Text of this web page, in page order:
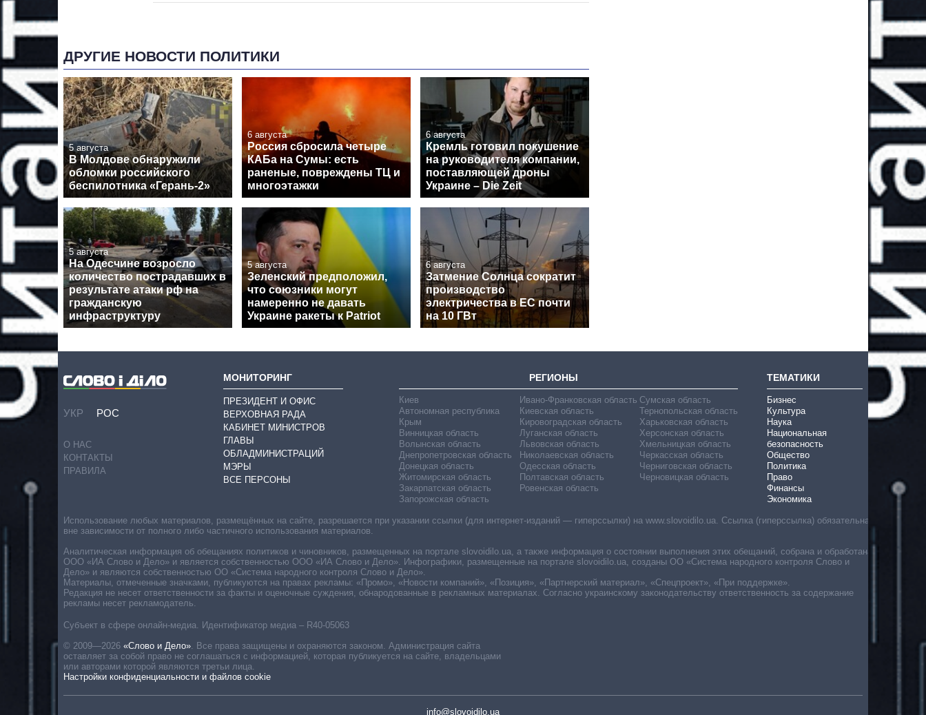
ДРУГИЕ НОВОСТИ ПОЛИТИКИ
5 августа
В Молдове обнаружили
обломки российского
беспилотника «Герань-2»
6 августа
Россия сбросила четыре
КАБа на Сумы: есть
раненые, повреждены ТЦ и
многоэтажки
6 августа
Кремль готовил покушение
на руководителя компании,
поставляющей дроны
Украине – Die Zeit
5 августа
На Одесчине возросло
количество пострадавших в
результате атаки рф на
гражданскую
инфраструктуру
5 августа
Зеленский предположил,
что союзники могут
намеренно не давать
Украине ракеты к Patriot
6 августа
Затмение Солнца сократит
производство
электричества в ЕС почти
на 10 ГВт
УКР РОС
О НАС
КОНТАКТЫ
ПРАВИЛА
МОНИТОРИНГ
ПРЕЗИДЕНТ И ОФИС
ВЕРХОВНАЯ РАДА
КАБИНЕТ МИНИСТРОВ
ГЛАВЫ
ОБЛАДМИНИСТРАЦИЙ
МЭРЫ
ВСЕ ПЕРСОНЫ
РЕГИОНЫ
Киев
Автономная республика
Крым
Винницкая область
Волынская область
Днепропетровская область
Донецкая область
Житомирская область
Закарпатская область
Запорожская область
Ивано-Франковская область
Киевская область
Кировоградская область
Луганская область
Львовская область
Николаевская область
Одесская область
Полтавская область
Ровенская область
Сумская область
Тернопольская область
Харьковская область
Херсонская область
Хмельницкая область
Черкасская область
Черниговская область
Черновицкая область
ТЕМАТИКИ
Бизнес
Культура
Наука
Национальная
безопасность
Общество
Политика
Право
Финансы
Экономика
Субъект в сфере онлайн-медиа. Идентификатор медиа – R40-05063
© 2009—2026 «Слово и Дело» Все права защищены и охраняются законом. Администрация сайта
оставляет за собой право не соглашаться с информацией, которая публикуется на сайте, владельцами
или авторами которой являются третьи лица.
Настройки конфиденциальности и файлов cookie
info@slovoidilo.ua
Использование любых материалов, размещённых на сайте, разрешается при указании ссылки (для интернет-изданий — гиперссылки) на www.slovoidilo.ua. Ссылка (гиперссылка) обязательна
вне зависимости от полного либо частичного использования материалов.
Аналитическая информация об обещаниях политиков и чиновников, размещенных на портале slovoidilo.ua, а также информация о состоянии выполнения этих обещаний, собрана и обработана
ООО «ИА Слово и Дело» и является собственностью ООО «ИА Слово и Дело». Инфографики, размещенные на портале slovoidilo.ua, созданы ОО «Система народного контроля Слово и
Дело» и являются собственностью ОО «Система народного контроля Слово и Дело».
Материалы, отмеченные значками, публикуются на правах рекламы: «Промо», «Новости компаний», «Позиция», «Партнерский материал», «Спецпроект», «При поддержке».
Редакция не несет ответственности за факты и оценочные суждения, обнародованные в рекламных материалах. Согласно украинскому законодательству ответственность за содержание
рекламы несет рекламодатель.